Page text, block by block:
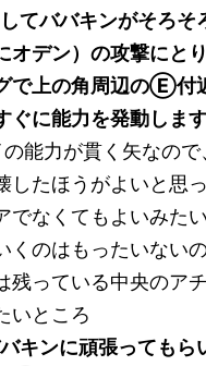
てババキンがそろそ
オデン）の攻撃にと
で上の角周辺のⒺ付
ぐに能力を発動しま
能力が貫く矢なので
したほうがよいと思
でなくてもよいみた
くのはもったいない
残っている中央のア
いところ
キンに頑張ってもら